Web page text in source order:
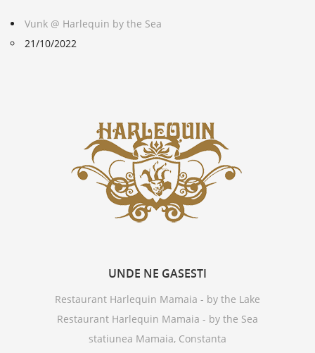
Vunk @ Harlequin by the Sea
21/10/2022
UNDE NE GASESTI
Restaurant Harlequin Mamaia - by the Lake
Restaurant Harlequin Mamaia - by the Sea
statiunea Mamaia, Constanta